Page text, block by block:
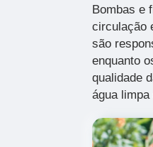
Bombas e
circulação
são
enquanto
qualidade
água